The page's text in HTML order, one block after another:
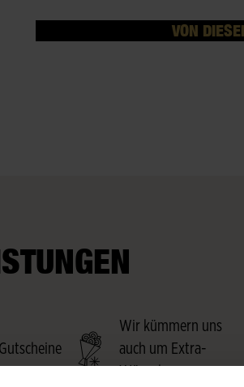
VON
Wir kümmern uns
auch um Extra-